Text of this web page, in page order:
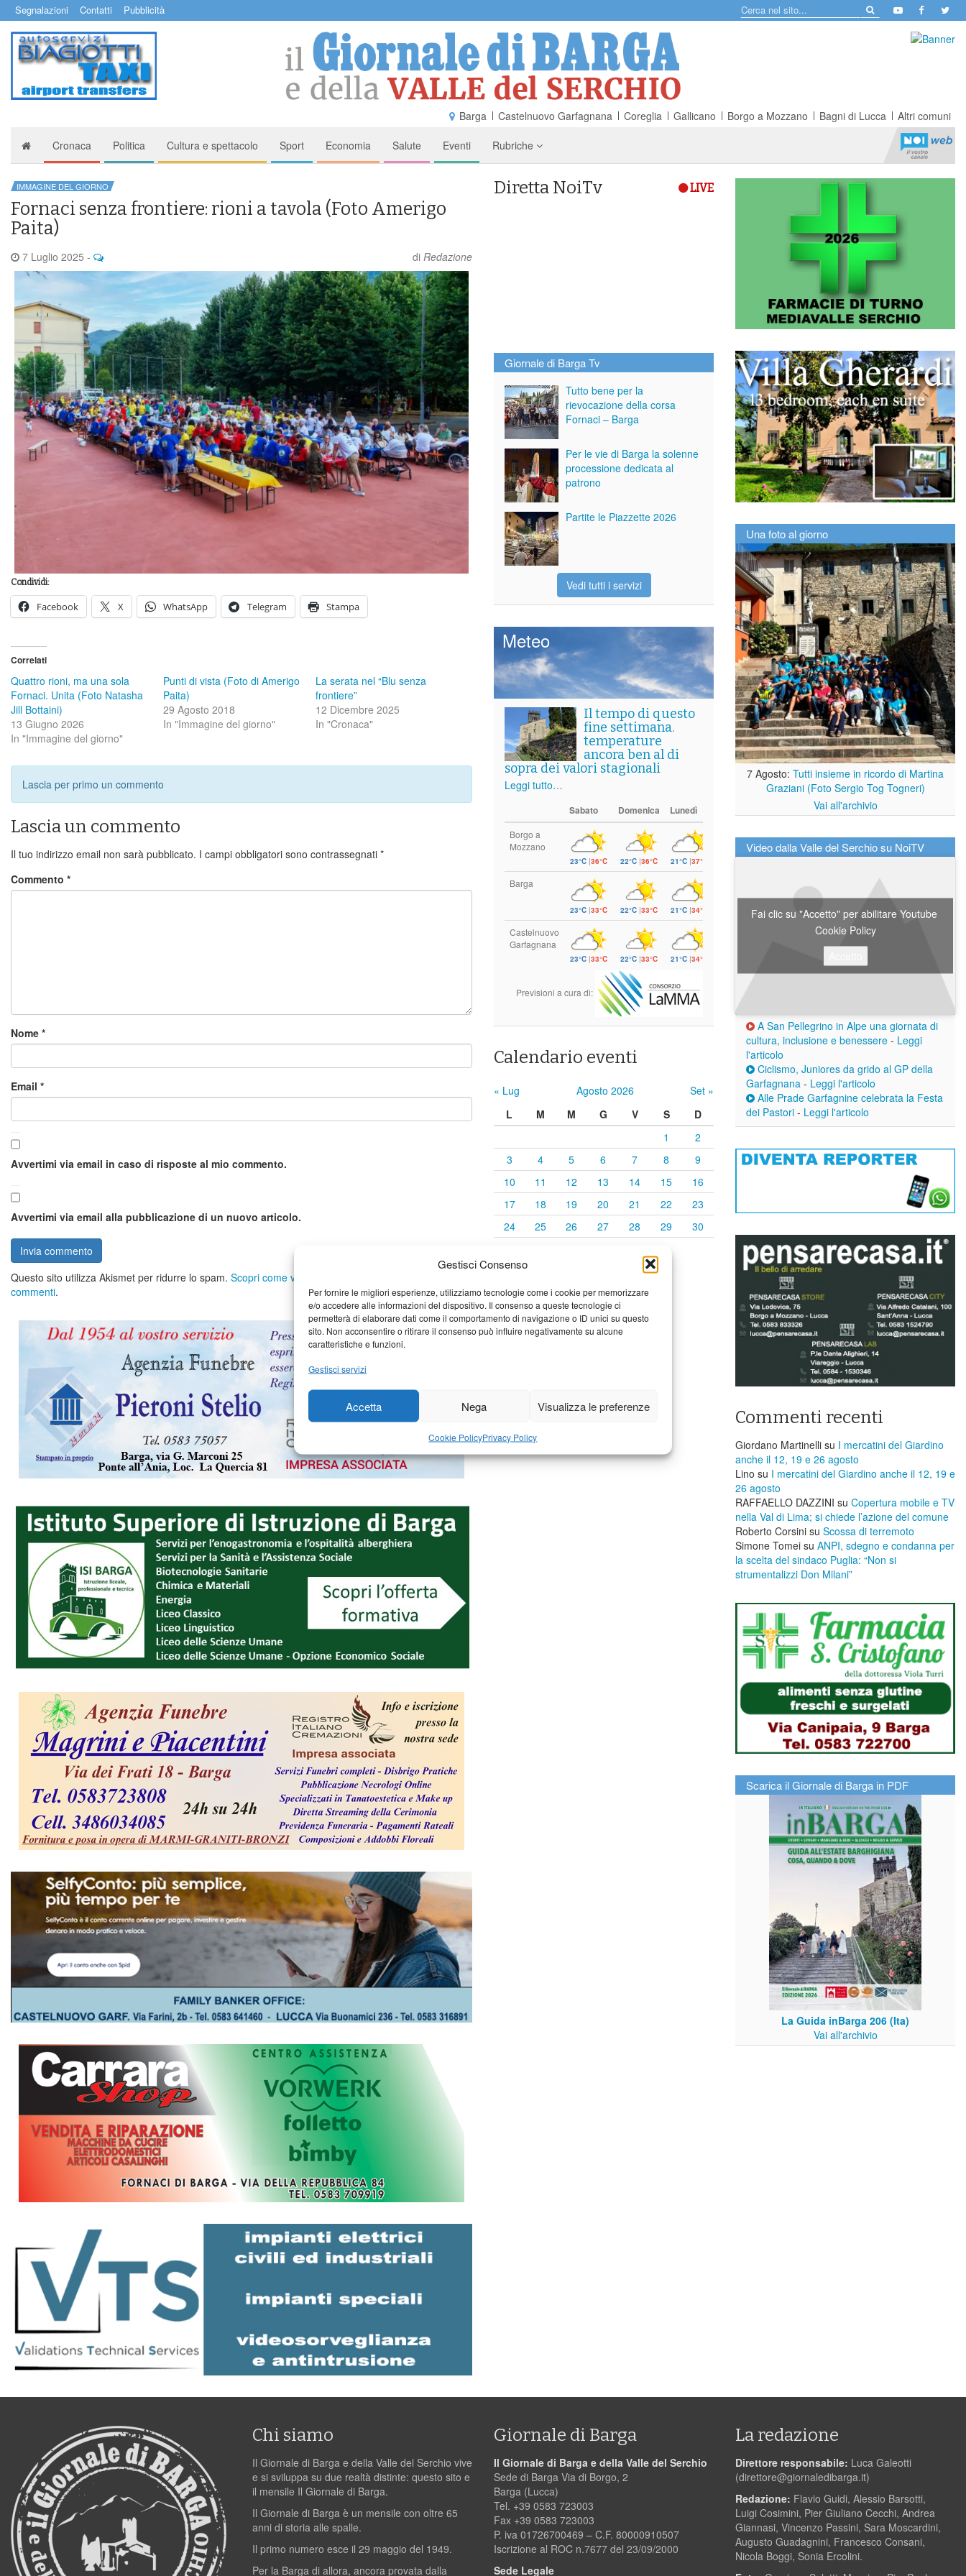
Gestisci Consenso
Per fornire le migliori esperienze, utilizziamo tecnologie come i cookie per memorizzare
e/o accedere alle informazioni del dispositivo. Il consenso a queste tecnologie ci
permetterà di elaborare dati come il comportamento di navigazione o ID unici su questo
sito. Non acconsentire o ritirare il consenso può influire negativamente su alcune
caratteristiche e funzioni.
Gestisci servizi
Accetta Nega Visualizza le preferenze
Cookie PolicyPrivacy Policy
Segnalazioni Contatti Pubblicità
Barga Castelnuovo Garfagnana Coreglia Gallicano Borgo a Mozzano Bagni di Lucca Altri comuni
Cronaca Politica Cultura e spettacolo Sport Economia Salute Eventi Rubriche
IMMAGINE DEL GIORNO
Fornaci senza frontiere: rioni a tavola (Foto Amerigo
Paita)
7 Luglio 2025 - di Redazione
Condividi:
Facebook X WhatsApp Telegram Stampa
Correlati
Quattro rioni, ma una sola
Fornaci. Unita (Foto Natasha
Jill Bottaini)
13 Giugno 2026
In "Immagine del giorno"
Punti di vista (Foto di Amerigo
Paita)
29 Agosto 2018
In "Immagine del giorno"
La serata nel “Blu senza
frontiere”
12 Dicembre 2025
In "Cronaca"
Lascia per primo un commento
Lascia un commento
Il tuo indirizzo email non sarà pubblicato. I campi obbligatori sono contrassegnati *
Commento *
Nome *
Email *
Avvertimi via email in caso di risposte al mio commento.
Avvertimi via email alla pubblicazione di un nuovo articolo.
Questo sito utilizza Akismet per ridurre lo spam. Scopri come vengono elaborati i dati derivati dai
commenti.
Diretta NoiTv LIVE
Giornale di Barga Tv
Tutto bene per la
rievocazione della corsa
Fornaci – Barga
Per le vie di Barga la solenne
processione dedicata al
patrono
Partite le Piazzette 2026
Vedi tutti i servizi
Meteo
Il tempo di questo
fine settimana.
temperature
ancora ben al di
sopra dei valori stagionali
Leggi tutto…
Sabato Domenica Lunedì
Borgo a
Mozzano
23°C |36°C 22°C |36°C 21°C |37°C
Barga
23°C |33°C 22°C |33°C 21°C |34°C
Castelnuovo
Garfagnana
23°C |33°C 22°C |33°C 21°C |34°C
Previsioni a cura di:
Calendario eventi
« Lug Agosto 2026
Set »
L
M M G V S
D
1
2
3
4 5 6 7 8
9
10
11 12 13 14 15
16
17
18 19 20 21 22
23
24
25 26 27 28 29
30
Una foto al giorno
7 Agosto: Tutti insieme in ricordo di Martina
Graziani (Foto Sergio Tog Togneri)
Vai all'archivio
Video dalla Valle del Serchio su NoiTV
Fai clic su "Accetto" per abilitare Youtube
Cookie Policy
A San Pellegrino in Alpe una giornata di
cultura, inclusione e benessere - Leggi
l'articolo
Ciclismo, Juniores da grido al GP della
Garfagnana - Leggi l'articolo
Alle Prade Garfagnine celebrata la Festa
dei Pastori - Leggi l'articolo
Commenti recenti
Giordano Martinelli su I mercatini del Giardino
anche il 12, 19 e 26 agosto
Lino su I mercatini del Giardino anche il 12, 19 e
26 agosto
RAFFAELLO DAZZINI su ​Copertura mobile e TV
nella Val di Lima; si chiede l’azione del comune
Roberto Corsini su Scossa di terremoto
Simone Tomei su ANPI, sdegno e condanna per
la scelta del sindaco Puglia: “Non si
strumentalizzi Don Milani”
Scarica il Giornale di Barga in PDF
La Guida inBarga 206 (Ita)
Vai all'archivio
Chi siamo
Il Giornale di Barga e della Valle del Serchio vive
e si sviluppa su due realtà distinte: questo sito e
il mensile Il Giornale di Barga.
Il Giornale di Barga è un mensile con oltre 65
anni di storia alle spalle.
Il primo numero esce il 29 maggio del 1949.
Per la Barga di allora, ancora provata dalla
Giornale di Barga
Il Giornale di Barga e della Valle del Serchio
Sede di Barga Via di Borgo, 2
Barga (Lucca)
Tel. +39 0583 723003
Fax +39 0583 723003
P. iva 01726700469 – C.F. 80000910507
Iscrizione al ROC n.7677 del 23/09/2000
Sede Legale
La redazione
Direttore responsabile: Luca Galeotti
(direttore@giornaledibarga.it)
Redazione: Flavio Guidi, Alessio Barsotti,
Luigi Cosimini, Pier Giuliano Cecchi, Andrea
Giannasi, Vincenzo Passini, Sara Moscardini,
Augusto Guadagnini, Francesco Consani,
Nicola Boggi, Sonia Ercolini.